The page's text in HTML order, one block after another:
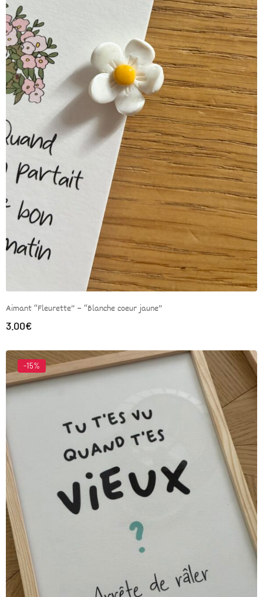
Aimant “Fleurette” – “Blanche coeur jaune”
3.00€
-15%